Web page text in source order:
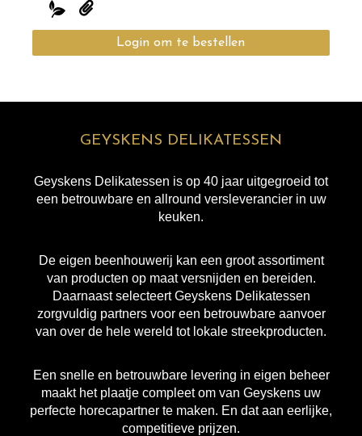
Login om te bestellen
Terug naar overzicht
GEYSKENS DELIKATESSEN
Geyskens Delikatessen is op 40 jaar uitgegroeid tot
een betrouwbare en allround versleverancier in uw
keuken.
De eigen beenhouwerij kan een groot assortiment
van producten op maat versnijden en bereiden.
Daarnaast selecteert Geyskens Delikatessen
zorgvuldig partners voor een betrouwbare aanvoer
van over de hele wereld tot lokale streekproducten.
Een snelle en betrouwbare levering in eigen beheer
maakt het plaatje compleet om van Geyskens uw
perfecte horecapartner te maken. En dat aan eerlijke,
competitieve prijzen.